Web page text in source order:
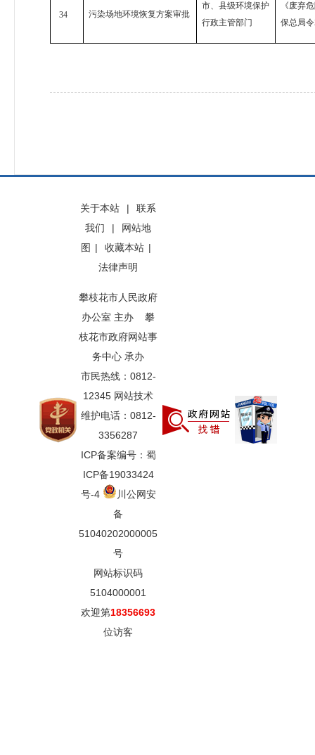
34 污染场地环境恢复方案审批
市、县级环境保护
行政主管部门
《废弃
保总局令
关于本站 |
联系
我们
|
网站地
图 | 收藏本站 |
法律声明
攀枝花市人民政府
办公室 主办 攀
枝花市政府网站事
务中心 承办
市民热线：0812-
12345 网站技术
维护电话：0812-
3356287
ICP备案编号：蜀
ICP备19033424
号-4
川公网安
备
51040202000005
号
网站标识码
5104000001
欢迎第18356693
位访客